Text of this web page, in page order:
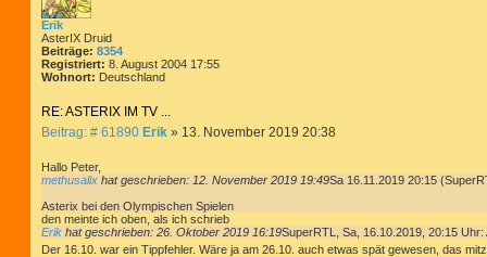
Erik
AsterIX Druid
Beiträge: 8354
Registriert: 8. August 2004 17:55
Wohnort: Deutschland
RE: ASTERIX IM TV ...
Beitrag: # 61890B
t
a
g
Erik » 13. November 2019 20:38
Hallo Peter,
methusalix hat geschrieben: 12. November 2019 19:49Sa 16.11.2019 20:15
Asterix bei den Olympischen Spielen
den meinte ich oben, als ich schrieb
Erik hat geschrieben: 26. Oktober 2019 16:19SuperRTL, Sa, 16.10.2019, 20:15
Der 16.10. war ein Tippfehler. Wäre ja am 26.10. auch etwas spät gewesen, das